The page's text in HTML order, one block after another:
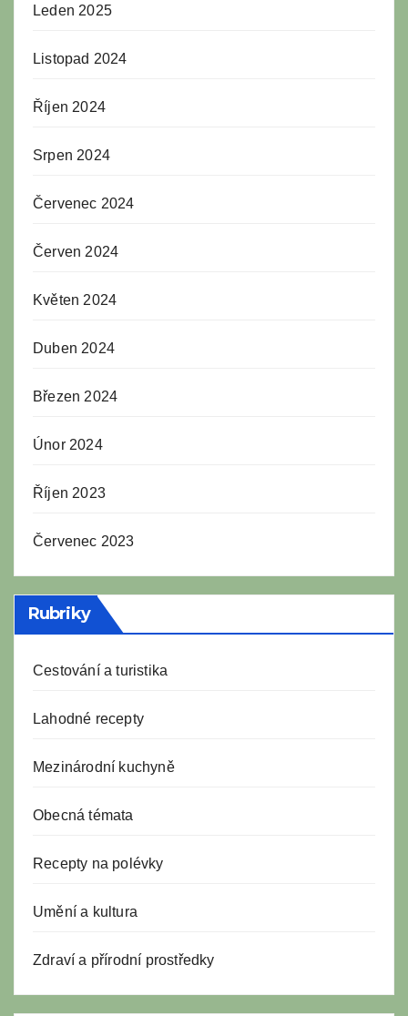
Leden 2025
Listopad 2024
Říjen 2024
Srpen 2024
Červenec 2024
Červen 2024
Květen 2024
Duben 2024
Březen 2024
Únor 2024
Říjen 2023
Červenec 2023
Rubriky
Cestování a turistika
Lahodné recepty
Mezinárodní kuchyně
Obecná témata
Recepty na polévky
Umění a kultura
Zdraví a přírodní prostředky